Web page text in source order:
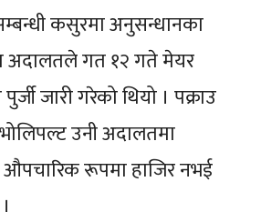
कसुरमा अनुसन्धानका
अदालतले गत १२ गते मेयर
जारी गरेको थियो । पक्राउ
उनी अदालतमा
रूपमा हाजिर नभई